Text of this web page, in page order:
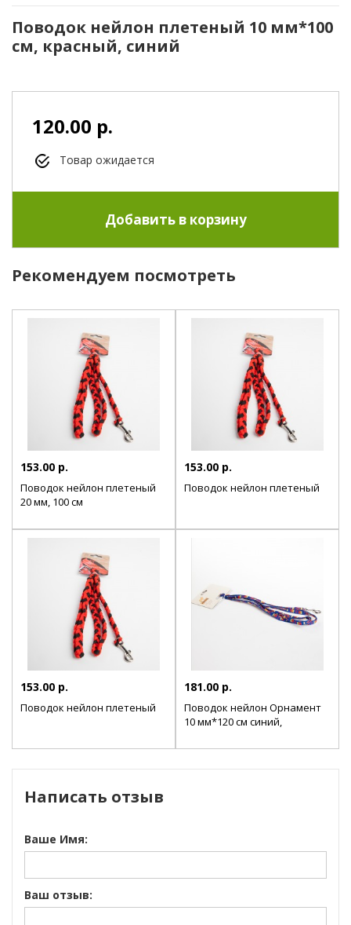
Поводок нейлон плетеный 10 мм*100
см, красный, синий
120.00 р.
Товар ожидается
Рекомендуем посмотреть
153.00 р.
Поводок нейлон плетеный
20 мм, 100 см
153.00 р.
Поводок нейлон плетеный
153.00 р.
Поводок нейлон плетеный
181.00 р.
Поводок нейлон Орнамент
10 мм*120 см синий,
Написать отзыв
Ваше Имя:
Ваш отзыв: